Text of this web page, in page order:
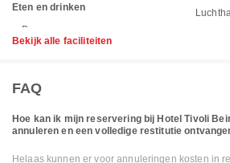
Eten en drinken
Bekijk alle faciliteiten
FAQ
Hoe kan ik mijn reservering bij Hotel Tivoli
annuleren en een volledige restitutie
Helaas kunnen er voor annuleringen kosten in